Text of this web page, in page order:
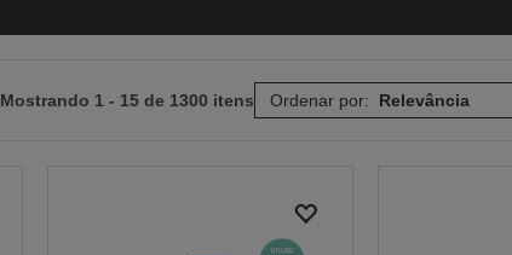
Mostrando 1 - 15 de 1300 itens Ordenar por: